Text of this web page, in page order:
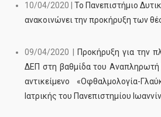
10/04/2020 |Το Πανεπιστήμιο
ανακοινώνει την προκήρυξη των
09/04/2020 |
Προκήρυξη για την
ΔΕΠ στη βαθμίδα του Αναπληρωτή
αντικείμενο «Οφθαλμολογία-
Ιατρικής του Πανεπιστημίου